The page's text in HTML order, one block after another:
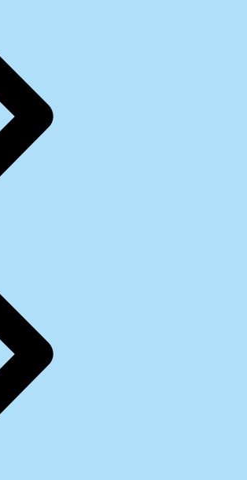
van de economische governance
– Kansen, maar ook risico’s en
(2023)